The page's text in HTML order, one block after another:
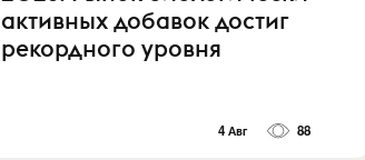
активных добавок достиг
рекордного уровня
4 Авг 88